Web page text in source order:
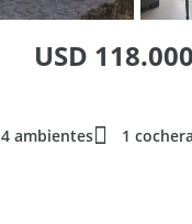
USD 118.000
4 ambientes
1 cochera